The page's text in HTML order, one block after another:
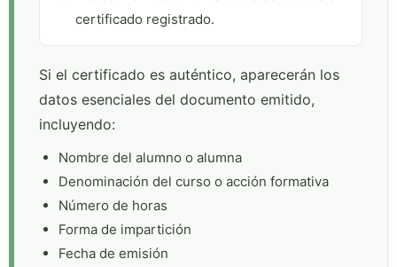
certificado registrado.
Si el certificado es auténtico, aparecerán los
datos esenciales del documento emitido,
incluyendo:
Nombre del alumno o alumna
Denominación del curso o acción formativa
Número de horas
Forma de impartición
Fecha de emisión